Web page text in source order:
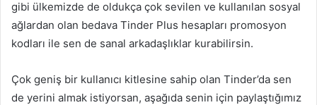
gibi ülkemizde de oldukça çok sevilen ve kullanılan sosyal
ağlardan olan bedava Tinder Plus hesapları promosyon
kodları ile sen de sanal arkadaşlıklar kurabilirsin.
Çok geniş bir kullanıcı kitlesine sahip olan Tinder’da sen
de yerini almak istiyorsan, aşağıda senin için paylaştığımız